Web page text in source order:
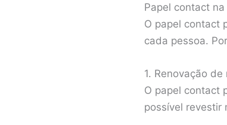
Papel contact
O papel contact
cada pessoa.
1. Renovação de
O papel contact
possível revestir